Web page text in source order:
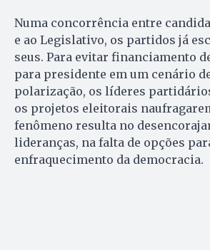
Numa concorrência entre
e ao Legislativo, os partidos já
seus. Para evitar financiamento
para presidente em um cenário
polarização, os líderes
os projetos eleitorais
fenômeno resulta no
lideranças, na falta de opções
enfraquecimento da democracia.